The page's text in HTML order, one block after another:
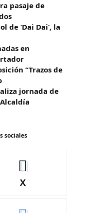
pasaje de
de ‘Dai Dai’, la
en
“Trazos de
jornada de
sociales
X